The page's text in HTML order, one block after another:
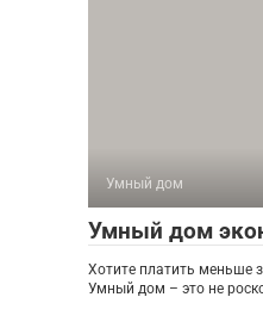
Умный дом
Умный дом
Хотите платить меньше
Умный дом – это не